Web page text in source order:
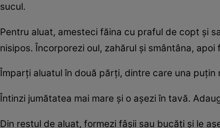
sucul.
Pentru aluat, amesteci făina cu praful de copt și
nisipos. Încorporezi oul, zahărul și smântâna,
Împarți aluatul în două părți, dintre care una puțin
Întinzi jumătatea mai mare și o așezi în tavă.
Din restul de aluat, formezi fâșii sau bucăți și le